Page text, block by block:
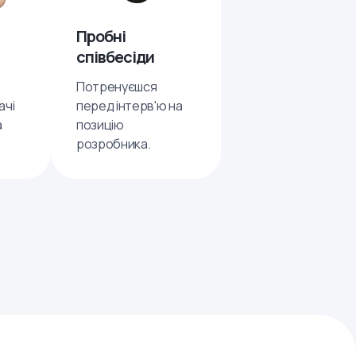
Пробні
співбесіди
Потренуєшся
перед інтерв'ю на
позицію
розробника.